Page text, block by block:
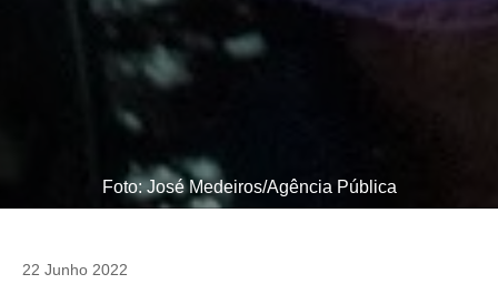
Foto: José Medeiros/Agência Pública
22 Junho 2022